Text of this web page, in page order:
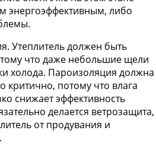
энергоэффективным, либо
Утеплитель должен быть
что даже небольшие щели
холода. Пароизоляция должна
критично, потому что влага
снижает эффективность
делается ветрозащита,
от продувания и